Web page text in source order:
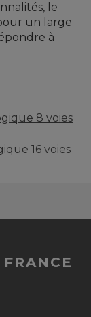
le
un large
à
8 voies
16 voies